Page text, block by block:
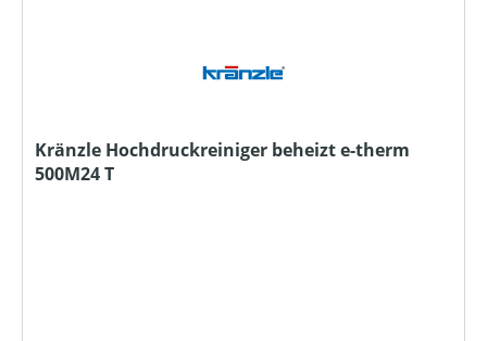
Kränzle Hochdruckreiniger beheizt e-therm
500M24 T